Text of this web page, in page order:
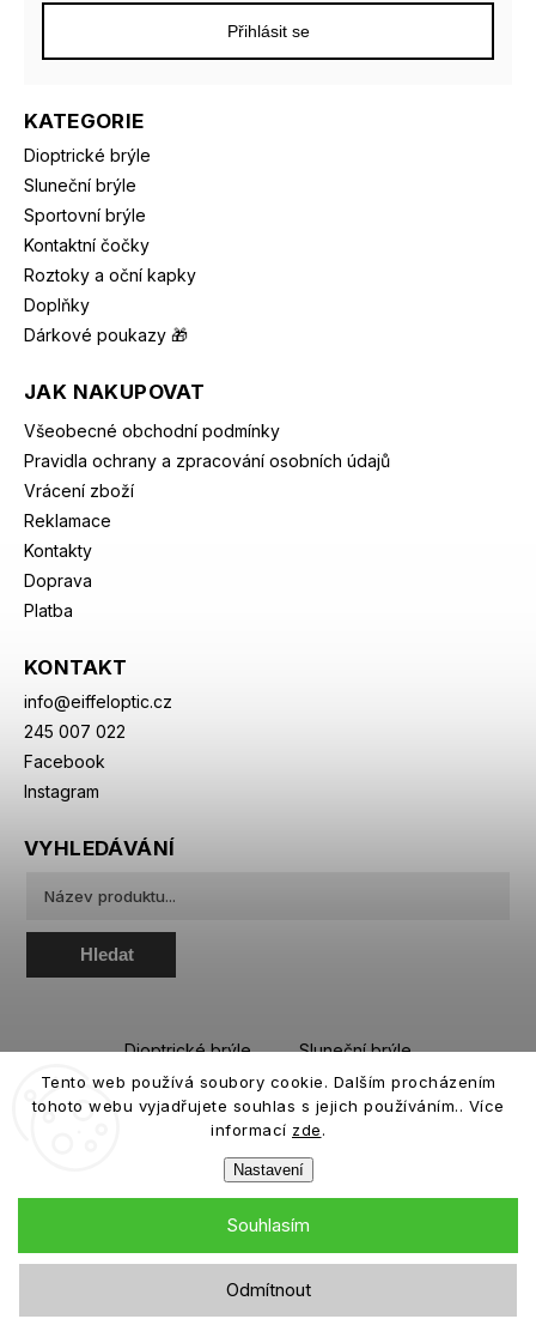
Tento web používá soubory cookie. Dalším procházením
tohoto webu vyjadřujete souhlas s jejich používáním.. Více
informací zde.
Nastavení
Odmítnout
Souhlasím
KATEGORIE
Dioptrické brýle
Sluneční brýle
Sportovní brýle
Kontaktní čočky
Roztoky a oční kapky
Doplňky
Dárkové poukazy 🎁
JAK NAKUPOVAT
Všeobecné obchodní podmínky
Pravidla ochrany a zpracování osobních údajů
Vrácení zboží
Reklamace
Kontakty
Doprava
Platba
KONTAKT
info@eiffeloptic.cz
245 007 022
Facebook
Instagram
Přihlásit se
VYHLEDÁVÁNÍ
Hledat
Dioptrické brýle
Sluneční brýle
Sportovní brýle
Kontaktní čočky
Roztoky a oční kapky
Copyright 2026eiffeloptic.cz. Všechna práva vyhrazena.